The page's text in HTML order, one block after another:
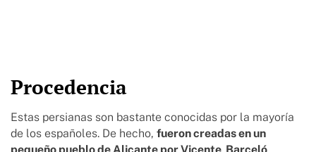
Procedencia
Estas persianas son bastante conocidas por la mayoría
de los españoles. De hecho, fueron creadas en un